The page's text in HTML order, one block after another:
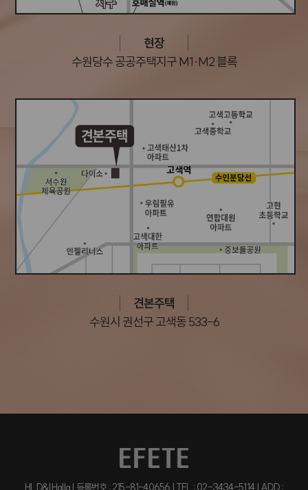
현장
수원당수 공공주택지구 M1·M2 블록
견본주택
수원시 권선구 고색동 533-6
HL D&I Halla | 등록번호 : 215-81-40656 | TEL : 02-3434-5114 | ADD :